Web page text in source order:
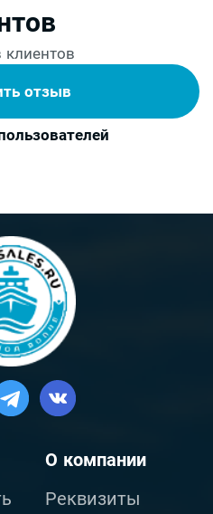
отзыв
О компании
Реквизиты